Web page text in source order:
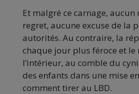
Et malgré ce carnage, aucun
regret, aucune excuse de la
autorités. Au contraire, la
chaque jour plus féroce et le
l’intérieur, au comble du
des enfants dans une mise
comment tirer au LBD.